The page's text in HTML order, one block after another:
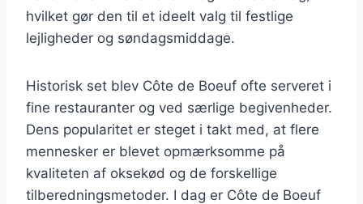
hvilket gør den til et ideelt valg til festlige
lejligheder og søndagsmiddage.
Historisk set blev Côte de Boeuf ofte serveret i
fine restauranter og ved særlige begivenheder.
Dens popularitet er steget i takt med, at flere
mennesker er blevet opmærksomme på
kvaliteten af oksekød og de forskellige
tilberedningsmetoder. I dag er Côte de Boeuf